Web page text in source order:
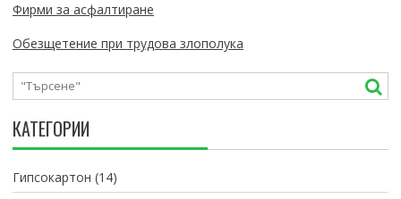
Фирми за асфалтиране
Обезщетение при трудова злополука
КАТЕГОРИИ
Гипсокартон (14)